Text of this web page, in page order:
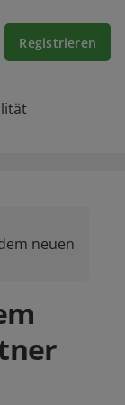
Registrieren
neuen